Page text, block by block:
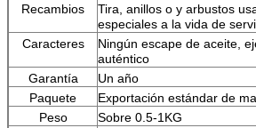
Recambios
Tira, anillos o y arbustos
especiales a la vida de
Caracteres
Ningún escape de aceite,
auténtico
Garantía
Un año
Paquete
Exportación estándar de
Peso
Sobre 0.5-1KG